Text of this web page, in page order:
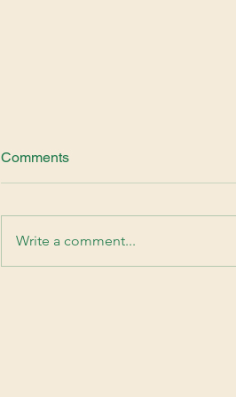
Comments
Write a comment...